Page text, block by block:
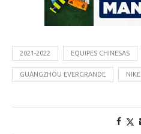
2021-2022 EQUIPES CHINESAS
GUANGZHOU EVERGRANDE NIKE